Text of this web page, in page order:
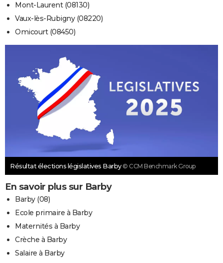
Mont-Laurent (08130)
Vaux-lès-Rubigny (08220)
Omicourt (08450)
Résultat élections législatives Barby © CCM Benchmark Group
En savoir plus sur Barby
Barby (08)
Ecole primaire à Barby
Maternités à Barby
Crèche à Barby
Salaire à Barby